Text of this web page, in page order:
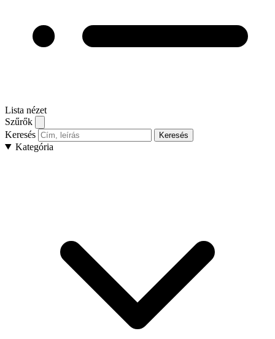
Lista nézet
Szűrők
Keresés
Keresés
Kategória